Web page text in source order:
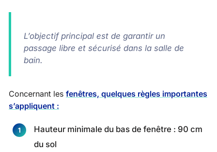
L’objectif principal est de garantir un
passage libre et sécurisé dans la salle de
bain.
Concernant les fenêtres, quelques règles importantes
s’appliquent :
Hauteur minimale du bas de fenêtre : 90 cm
du sol